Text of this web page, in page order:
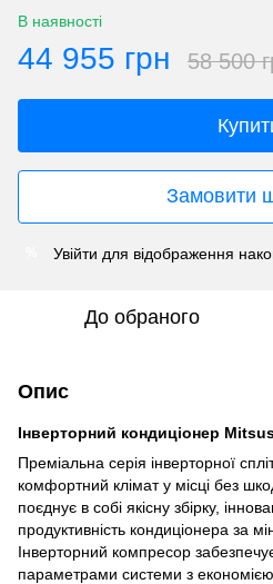
В наявності
44 955 грн 58 500
Замовити
Увійти для відображення
До обраного
Опис
Інверторний кондиціонер
Преміальна серія інверторної
комфортний клімат у місці без
поєднує в собі якісну збірку,
продуктивність кондиціонера за
Інверторний компресор
параметрами системи з